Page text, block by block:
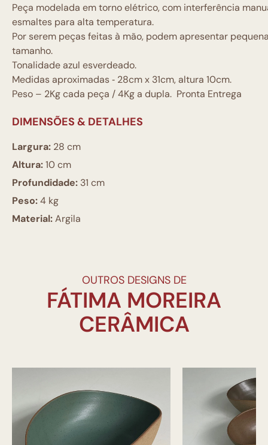
Peça modelada em torno elétrico, com interferência
esmaltes para alta temperatura.
Por serem peças feitas à mão, podem apresentar
tamanho.
Tonalidade azul esverdeado.
Medidas aproximadas ‐ 28cm x 31cm, altura 10cm.
Peso – 2Kg cada peça / 4Kg a dupla. Pronta Entrega
DIMENSÕES & DETALHES
Largura: 28 cm
Altura:10 cm
Profundidade: 31 cm
Peso:4 kg
Material:Argila
OUTROS DESIGNS DE
FÁTIMA MOREIRA